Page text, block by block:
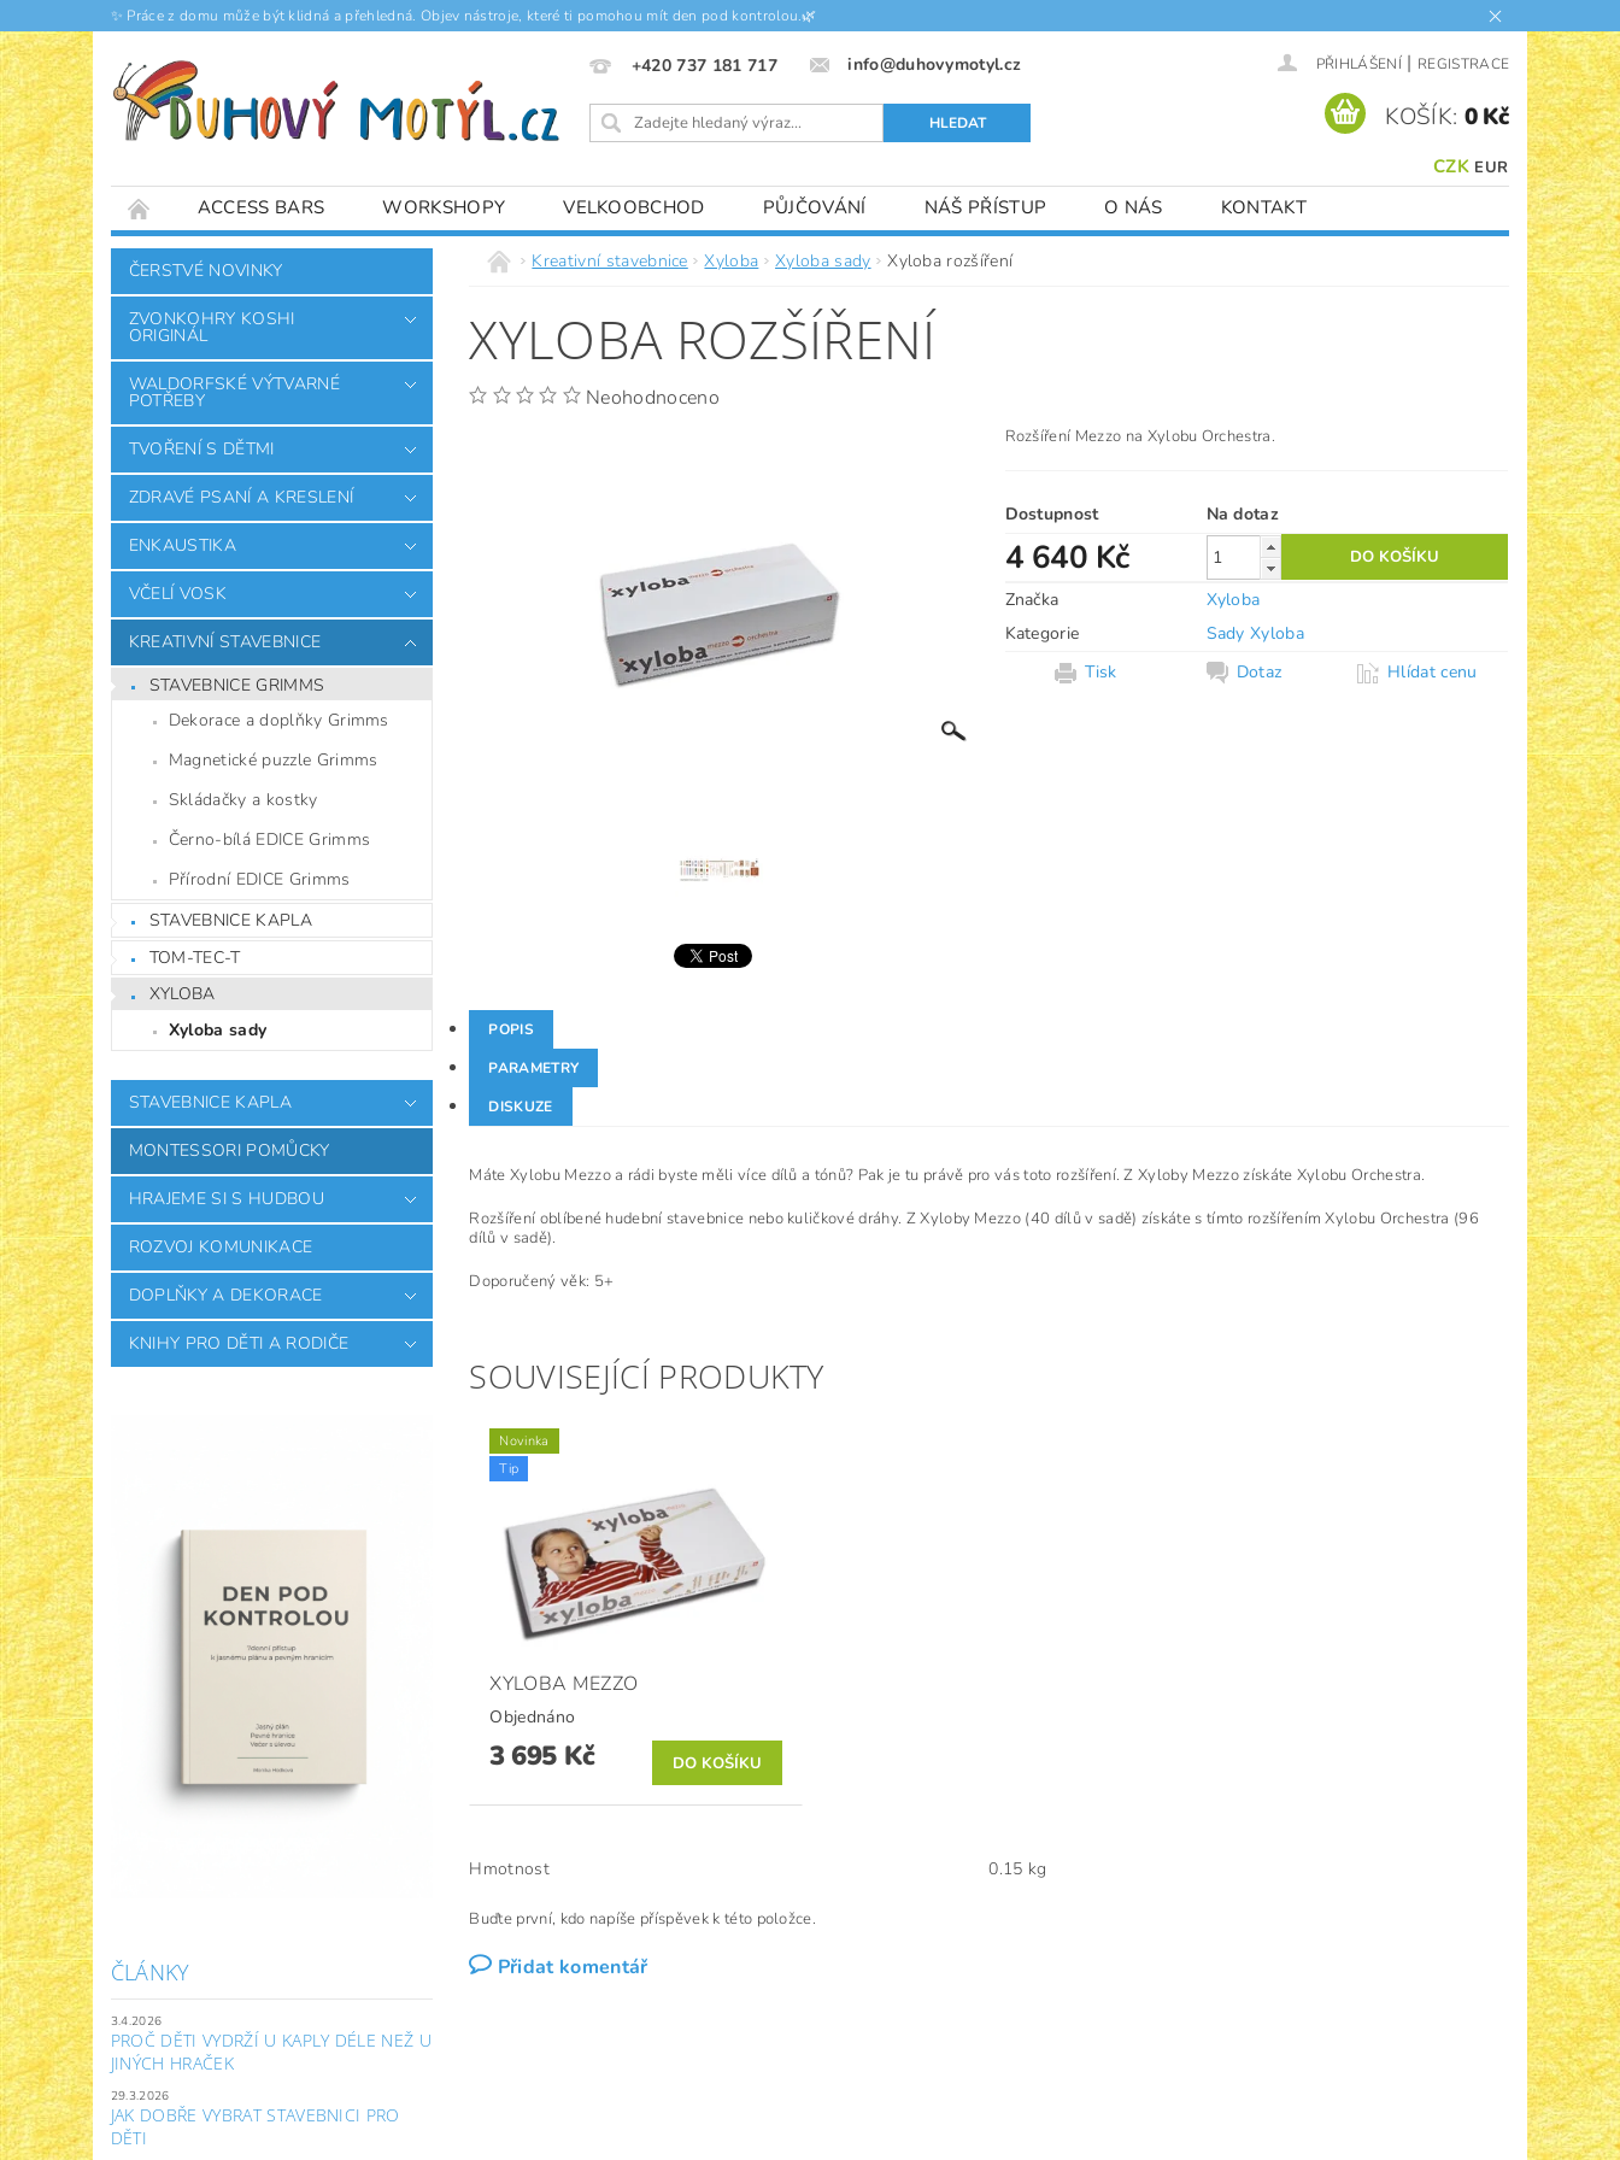
✨ Práce z domu může být klidná a přehledná. Objev nástroje, které ti pomohou mít den pod kontrolou.🌿
+420 737 181 717 info@duhovymotyl.cz PŘIHLÁŠENÍ | REGISTRACE
CZK EUR
KOŠÍK: 0 Kč
ACCESS BARS WORKSHOPY VELKOOBCHOD PŮJČOVÁNÍ NÁŠ PŘÍSTUP O NÁS
KONTAKT
ČLÁNKY
ČERSTVÉ NOVINKY
ZVONKOHRY KOSHI
ORIGINÁL
WALDORFSKÉ VÝTVARNÉ
POTŘEBY
TVOŘENÍ S DĚTMI
ZDRAVÉ PSANÍ A KRESLENÍ
ENKAUSTIKA
VČELÍ VOSK
KREATIVNÍ STAVEBNICE
STAVEBNICE GRIMMS
Dekorace a doplňky Grimms
Magnetické puzzle Grimms
Skládačky a kostky
Černo-bílá EDICE Grimms
Přírodní EDICE Grimms
STAVEBNICE KAPLA
TOM-TEC-T
XYLOBA
Xyloba sady
STAVEBNICE KAPLA
MONTESSORI POMŮCKY
HRAJEME SI S HUDBOU
ROZVOJ KOMUNIKACE
DOPLŇKY A DEKORACE
KNIHY PRO DĚTI A RODIČE
ČLÁNKY
3.4.2026
PROČ DĚTI VYDRŽÍ U KAPLY DÉLE NEŽ U
JINÝCH HRAČEK
29.3.2026
JAK DOBŘE VYBRAT STAVEBNICI PRO
DĚTI
Kreativní stavebnice Xyloba Xyloba sady Xyloba rozšíření
XYLOBA ROZŠÍŘENÍ
Neohodnoceno
Rozšíření Mezzo na Xylobu Orchestra.
Dostupnost Na dotaz
4 640 Kč
Značka
Xyloba
Kategorie
Sady Xyloba
Tisk
Dotaz Hlídat cenu
POPIS
PARAMETRY
DISKUZE
Máte Xylobu Mezzo a rádi byste měli více dílů a tónů? Pak je tu právě pro vás toto rozšíření. Z Xyloby Mezzo získáte Xylobu Orchestra.
Rozšíření oblíbené hudební stavebnice nebo kuličkové dráhy. Z Xyloby Mezzo (40 dílů v sadě) získáte s tímto rozšířením Xylobu Orchestra (96
dílů v sadě).
Doporučený věk: 5+
SOUVISEJÍCÍ PRODUKTY
Novinka
Tip
XYLOBA MEZZO
Objednáno
3 695 Kč
Hmotnost 0.15 kg
Buďte první, kdo napíše příspěvek k této položce.
Přidat komentář